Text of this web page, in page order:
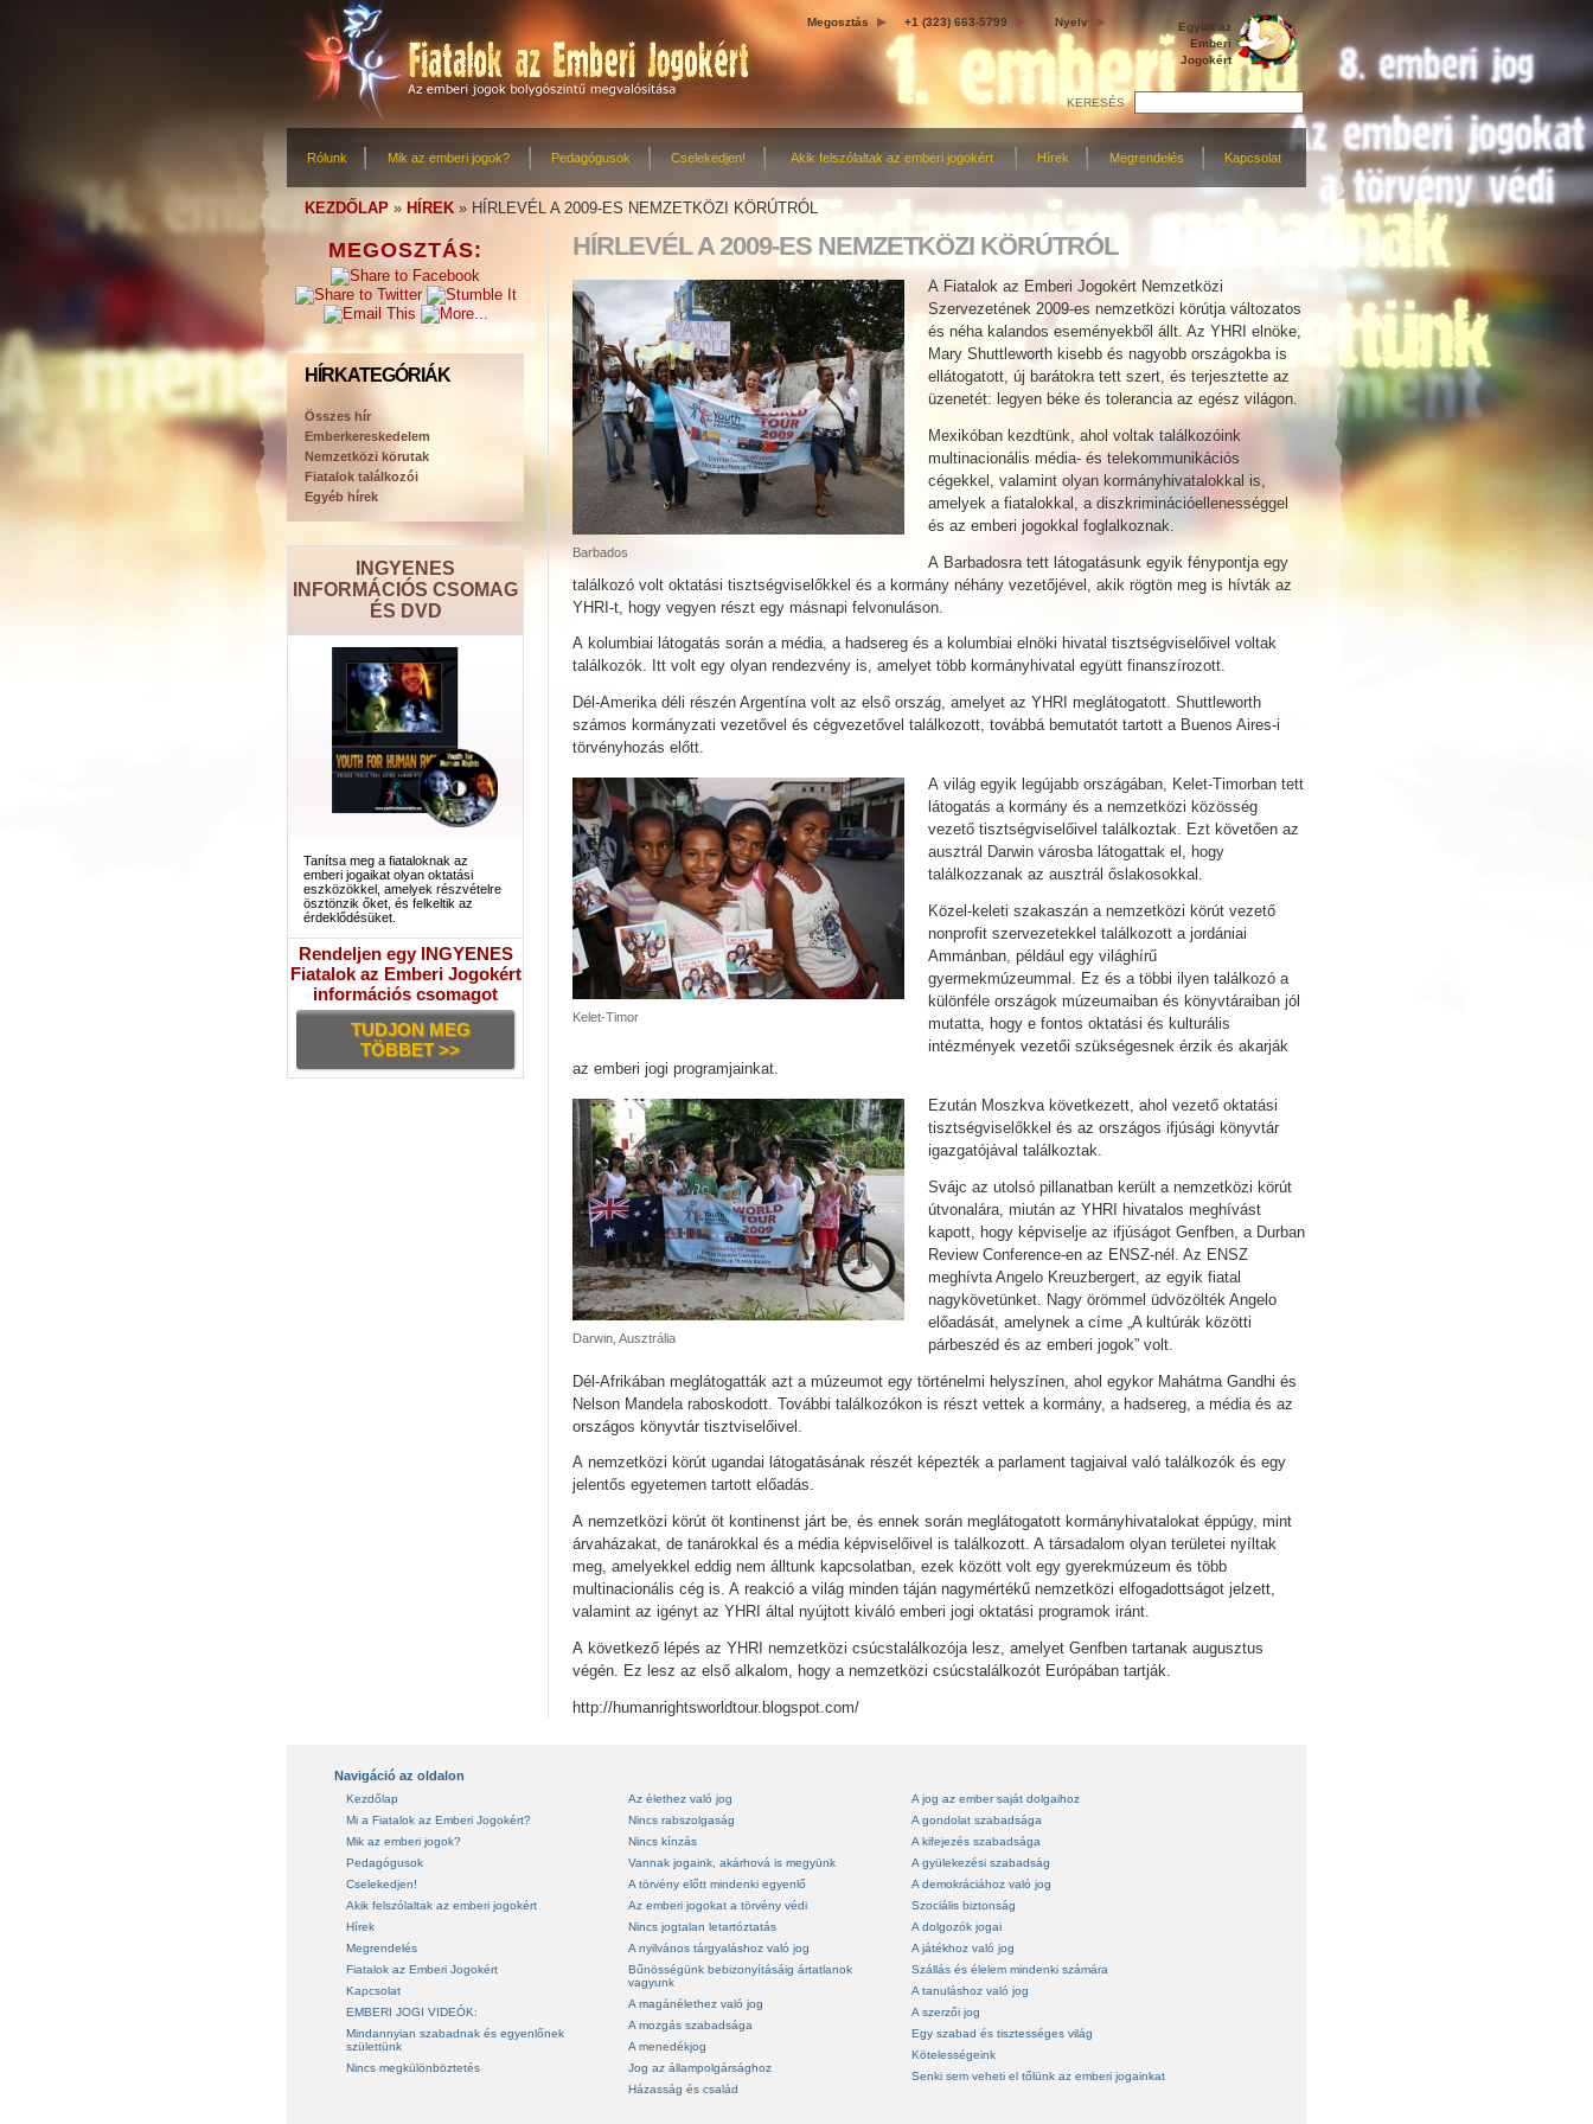
Megosztás +1 (323) 663-5799 Nyelv
Együtt az
Emberi
Jogokért
KERESÉS
Rólunk Mik az emberi jogok? Pedagógusok Cselekedjen! Akik felszólaltak az emberi jogokért Hírek Megrendelés Kapcsolat
KEZDŐLAP » HÍREK » HÍRLEVÉL A 2009-ES NEMZETKÖZI KÖRÚTRÓL
MEGOSZTÁS:
HÍRKATEGÓRIÁK
Összes hír
Emberkereskedelem
Nemzetközi körutak
Fiatalok találkozói
Egyéb hírek
INGYENES
INFORMÁCIÓS CSOMAG
ÉS DVD
Tanítsa meg a fiataloknak az
emberi jogaikat olyan oktatási
eszközökkel, amelyek részvételre
ösztönzik őket, és felkeltik az
érdeklődésüket.
Rendeljen egy INGYENES
Fiatalok az Emberi Jogokért
információs csomagot
TUDJON MEG
TÖBBET >>
HÍRLEVÉL A 2009-ES NEMZETKÖZI KÖRÚTRÓL
Barbados
A Fiatalok az Emberi Jogokért Nemzetközi
Szervezetének 2009-es nemzetközi körútja változatos
és néha kalandos eseményekből állt. Az YHRI elnöke,
Mary Shuttleworth kisebb és nagyobb országokba is
ellátogatott, új barátokra tett szert, és terjesztette az
üzenetét: legyen béke és tolerancia az egész világon.
Mexikóban kezdtünk, ahol voltak találkozóink
multinacionális média- és telekommunikációs
cégekkel, valamint olyan kormányhivatalokkal is,
amelyek a fiatalokkal, a diszkriminációellenességgel
és az emberi jogokkal foglalkoznak.
A Barbadosra tett látogatásunk egyik fénypontja egy
találkozó volt oktatási tisztségviselőkkel és a kormány néhány vezetőjével, akik rögtön meg is hívták az
YHRI-t, hogy vegyen részt egy másnapi felvonuláson.
A kolumbiai látogatás során a média, a hadsereg és a kolumbiai elnöki hivatal tisztségviselőivel voltak
találkozók. Itt volt egy olyan rendezvény is, amelyet több kormányhivatal együtt finanszírozott.
Dél-Amerika déli részén Argentína volt az első ország, amelyet az YHRI meglátogatott. Shuttleworth
számos kormányzati vezetővel és cégvezetővel találkozott, továbbá bemutatót tartott a Buenos Aires-i
törvényhozás előtt.
Kelet-Timor
A világ egyik legújabb országában, Kelet-Timorban tett
látogatás a kormány és a nemzetközi közösség
vezető tisztségviselőivel találkoztak. Ezt követően az
ausztrál Darwin városba látogattak el, hogy
találkozzanak az ausztrál őslakosokkal.
Közel-keleti szakaszán a nemzetközi körút vezető
nonprofit szervezetekkel találkozott a jordániai
Ammánban, például egy világhírű
gyermekmúzeummal. Ez és a többi ilyen találkozó a
különféle országok múzeumaiban és könyvtáraiban jól
mutatta, hogy e fontos oktatási és kulturális
intézmények vezetői szükségesnek érzik és akarják
az emberi jogi programjainkat.
Darwin, Ausztrália
Ezután Moszkva következett, ahol vezető oktatási
tisztségviselőkkel és az országos ifjúsági könyvtár
igazgatójával találkoztak.
Svájc az utolsó pillanatban került a nemzetközi körút
útvonalára, miután az YHRI hivatalos meghívást
kapott, hogy képviselje az ifjúságot Genfben, a Durban
Review Conference-en az ENSZ-nél. Az ENSZ
meghívta Angelo Kreuzbergert, az egyik fiatal
nagykövetünket. Nagy örömmel üdvözölték Angelo
előadását, amelynek a címe „A kultúrák közötti
párbeszéd és az emberi jogok” volt.
Dél-Afrikában meglátogatták azt a múzeumot egy történelmi helyszínen, ahol egykor Mahátma Gandhi és
Nelson Mandela raboskodott. További találkozókon is részt vettek a kormány, a hadsereg, a média és az
országos könyvtár tisztviselőivel.
A nemzetközi körút ugandai látogatásának részét képezték a parlament tagjaival való találkozók és egy
jelentős egyetemen tartott előadás.
A nemzetközi körút öt kontinenst járt be, és ennek során meglátogatott kormányhivatalokat éppúgy, mint
árvaházakat, de tanárokkal és a média képviselőivel is találkozott. A társadalom olyan területei nyíltak
meg, amelyekkel eddig nem álltunk kapcsolatban, ezek között volt egy gyerekmúzeum és több
multinacionális cég is. A reakció a világ minden táján nagymértékű nemzetközi elfogadottságot jelzett,
valamint az igényt az YHRI által nyújtott kiváló emberi jogi oktatási programok iránt.
A következő lépés az YHRI nemzetközi csúcstalálkozója lesz, amelyet Genfben tartanak augusztus
végén. Ez lesz az első alkalom, hogy a nemzetközi csúcstalálkozót Európában tartják.
http://humanrightsworldtour.blogspot.com/
Navigáció az oldalon
Kezdőlap
Mi a Fiatalok az Emberi Jogokért?
Mik az emberi jogok?
Pedagógusok
Cselekedjen!
Akik felszólaltak az emberi jogokért
Hírek
Megrendelés
Fiatalok az Emberi Jogokért
Kapcsolat
EMBERI JOGI VIDEÓK:
Mindannyian szabadnak és egyenlőnek
születtünk
Nincs megkülönböztetés
Az élethez való jog
Nincs rabszolgaság
Nincs kínzás
Vannak jogaink, akárhová is megyünk
A törvény előtt mindenki egyenlő
Az emberi jogokat a törvény védi
Nincs jogtalan letartóztatás
A nyilvános tárgyaláshoz való jog
Bűnösségünk bebizonyításáig ártatlanok
vagyunk
A magánélethez való jog
A mozgás szabadsága
A menedékjog
Jog az állampolgársághoz
Házasság és család
A jog az ember saját dolgaihoz
A gondolat szabadsága
A kifejezés szabadsága
A gyülekezési szabadság
A demokráciához való jog
Szociális biztonság
A dolgozók jogai
A játékhoz való jog
Szállás és élelem mindenki számára
A tanuláshoz való jog
A szerzői jog
Egy szabad és tisztességes világ
Kötelességeink
Senki sem veheti el tőlünk az emberi jogainkat